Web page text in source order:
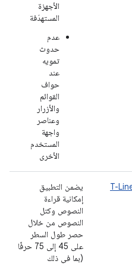
الأجهزة
المستهدَفة
عدم
حدوث
تمويه
عند
حواف
القوائم
والأزرار
وعناصر
واجهة
المستخدم
الأخرى
T-
يضمن التطبيق
إمكانية قراءة
النصوص وكتل
النصوص من خلال
حصر طول السطر
على 45 إلى 75 حرفًا
(بما في ذلك